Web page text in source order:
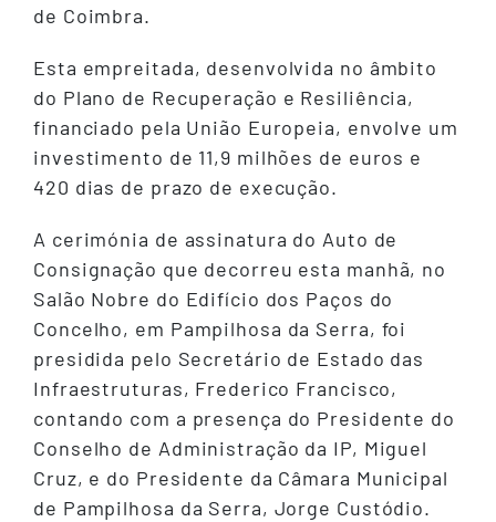
de Coimbra.
Esta empreitada, desenvolvida no âmbito
do Plano de Recuperação e Resiliência,
financiado pela União Europeia, envolve um
investimento de 11,9 milhões de euros e
420 dias de prazo de execução.
A cerimónia de assinatura do Auto de
Consignação que decorreu esta manhã, no
Salão Nobre do Edifício dos Paços do
Concelho, em Pampilhosa da Serra, foi
presidida pelo Secretário de Estado das
Infraestruturas, Frederico Francisco,
contando com a presença do Presidente do
Conselho de Administração da IP, Miguel
Cruz, e do Presidente da Câmara Municipal
de Pampilhosa da Serra, Jorge Custódio.